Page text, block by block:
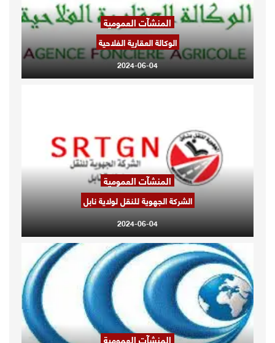
المنشآت العمومية
الوكالة العقارية الفلاحية
2024-06-04
المنشآت العمومية
الشركة الجهوية للنقل لولاية نابل
2024-06-04
المنشآت العمومية